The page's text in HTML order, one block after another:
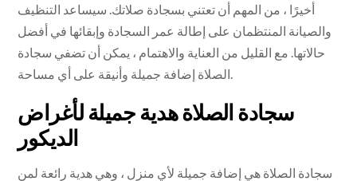
أخيرًا ، من المهم أن تعتني بسجادة صلاتك. سيساعد التنظيف
والصيانة المنتظمان على إطالة عمر السجادة وإبقائها في أفضل
حالاتها. مع القليل من العناية والاهتمام ، يمكن أن تضفي سجادة
الصلاة إضافة جميلة وأنيقة على أي مساحة.
سجادة الصلاة هدية جميلة لأغراض
الديكور
سجادة الصلاة هي إضافة جميلة لأي منزل ، وهي هدية رائعة لمن